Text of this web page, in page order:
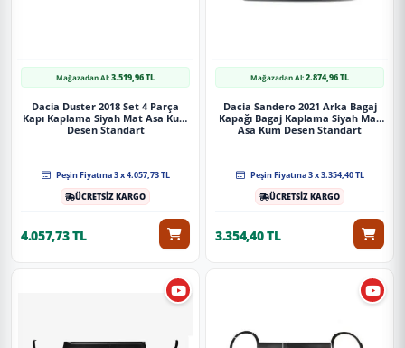
Mağazadan Al:3.519,96 TL
Dacia Duster 2018 Set 4 Parça
Kapı Kaplama Siyah Mat Asa Kum
Desen Standart
Peşin Fiyatına 3 x 4.057,73 TL
ÜCRETSİZ KARGO
4.057,73 TL
Mağazadan Al:2.874,96 TL
Dacia Sandero 2021 Arka Bagaj
Kapağı Bagaj Kaplama Siyah Mat
Asa Kum Desen Standart
Peşin Fiyatına 3 x 3.354,40 TL
ÜCRETSİZ KARGO
3.354,40 TL